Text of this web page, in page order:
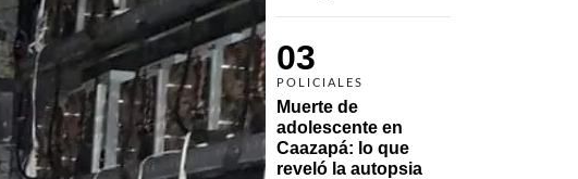
03
POLICIALES
Muerte de
adolescente en
Caazapá: lo que
reveló la autopsia